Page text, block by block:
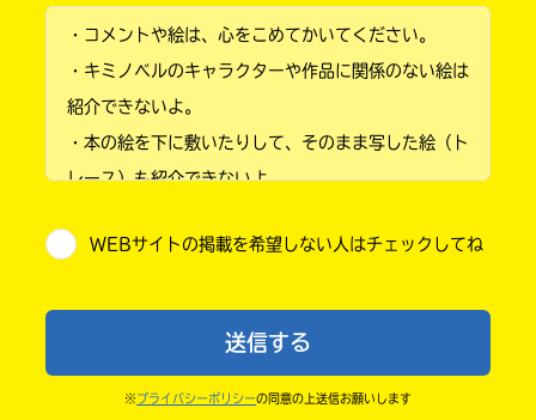
小学2年
小学4年
小学6年
中学1年
・コメントや絵は、心をこめてかいてください。
・キミノベルのキャラクターや作品に関係のない絵は
紹介できないよ。
・本の絵を下に敷いたりして、そのまま写した絵（ト
レース）も紹介できないよ。
・送ってからすぐには紹介されないので、待ってて
ならないよう気をつけてね。
・キャンペーン開催中は、投稿した後の画面にバナー
WEBサイトの掲載を希望しない人はチェックしてね
送信する
※ プライバシーポリシーの同意の上送信お願いします